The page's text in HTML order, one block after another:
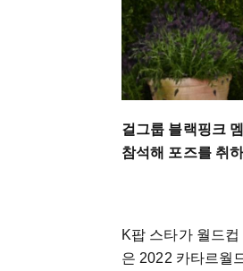
걸그룹 블랙핑크
참석해 포즈를 취
K팝 스타가 월드
은 2022 카타르월